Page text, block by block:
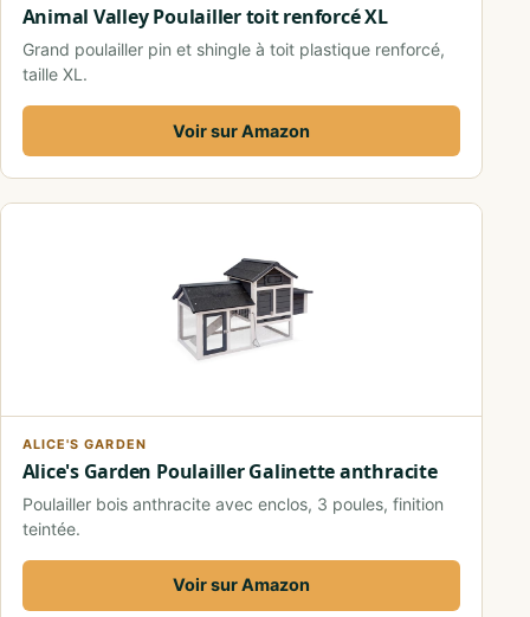
Animal Valley Poulailler toit renforcé XL
Grand poulailler pin et shingle à toit plastique renforcé,
taille XL.
Voir sur Amazon
ALICE'S GARDEN
Alice's Garden Poulailler Galinette anthracite
Poulailler bois anthracite avec enclos, 3 poules, finition
teintée.
Voir sur Amazon